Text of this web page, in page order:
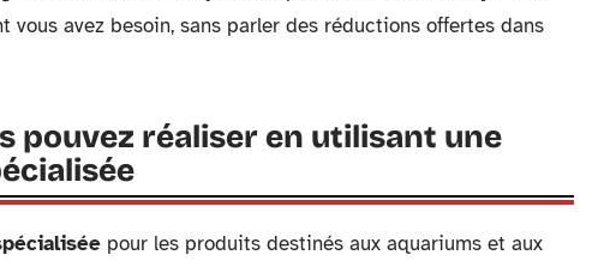
vous avez besoin, sans parler des réductions offertes dans
pouvez réaliser en utilisant une
pour les produits destinés aux aquariums et aux